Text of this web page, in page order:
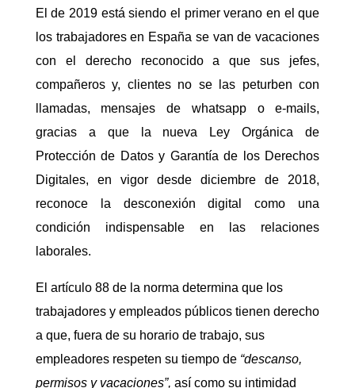
El de 2019 está siendo el primer verano en el que
los trabajadores en España se van de vacaciones
con el derecho reconocido a que sus jefes,
compañeros y, clientes no se las peturben con
llamadas, mensajes de whatsapp o e-mails,
gracias a que la nueva Ley Orgánica de
Protección de Datos y Garantía de los Derechos
Digitales, en vigor desde diciembre de 2018,
reconoce la desconexión digital como una
condición indispensable en las relaciones
laborales.
El artículo 88 de la norma determina que los
trabajadores y empleados públicos tienen derecho
a que, fuera de su horario de trabajo, sus
empleadores respeten su tiempo de “descanso,
permisos y vacaciones”, así como su intimidad